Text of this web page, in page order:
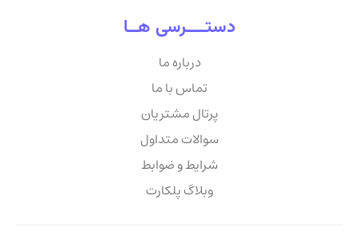
دستــــرسی هــا
درباره ما
تماس با ما
پرتال مشتریان
سوالات متداول
شرایط و ضوابط
وبلاگ پلکارت